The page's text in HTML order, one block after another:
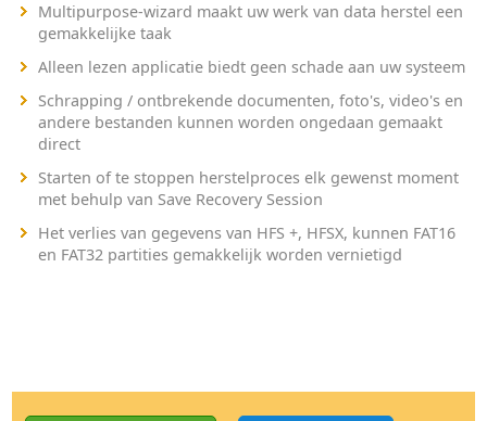
Multipurpose-wizard maakt uw werk van data herstel een
gemakkelijke taak
Alleen lezen applicatie biedt geen schade aan uw systeem
Schrapping / ontbrekende documenten, foto's, video's en
andere bestanden kunnen worden ongedaan gemaakt
direct
Starten of te stoppen herstelproces elk gewenst moment
met behulp van Save Recovery Session
Het verlies van gegevens van HFS +, HFSX, kunnen FAT16
en FAT32 partities gemakkelijk worden vernietigd